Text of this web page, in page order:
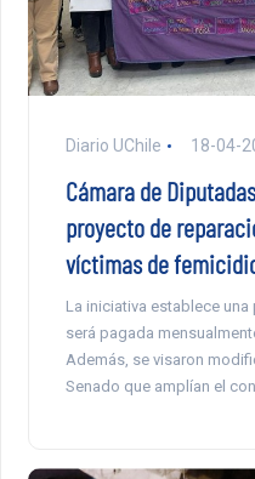
Diario UChile 18-04-
Cámara de
proyecto de
víctimas de
La iniciativa establece
será pagada
Además, se visaron
Senado que amplían el